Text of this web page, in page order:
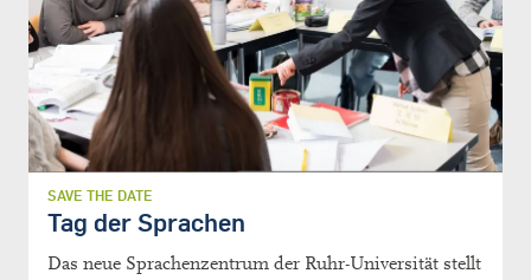
SAVE THE DATE
Tag der Sprachen
Das neue Sprachenzentrum der Ruhr-Universität stellt